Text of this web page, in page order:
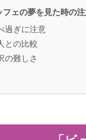
フェの夢を見た時の
過ぎに注意
との比較
の難しさ